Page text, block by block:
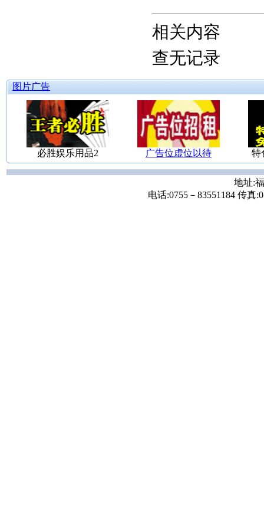
相关内容
查无记录
图片广告
必胜娱乐用品2 广告位虚位以待 特
地址:
电话:0755－83551184 传真